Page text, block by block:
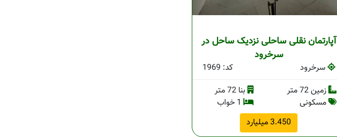
آپارتمان نقلی ساحلی نزدیک ساحل در
سرخرود
سرخرود
کد: 1969
زمین 72 متر
بنا 72 متر
مسکونی
1 خواب
3.450 میلیارد